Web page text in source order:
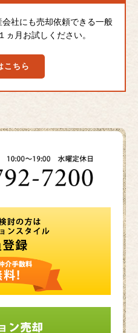
社にも売却依頼できる一般
ヵ月お試しください。
こちら